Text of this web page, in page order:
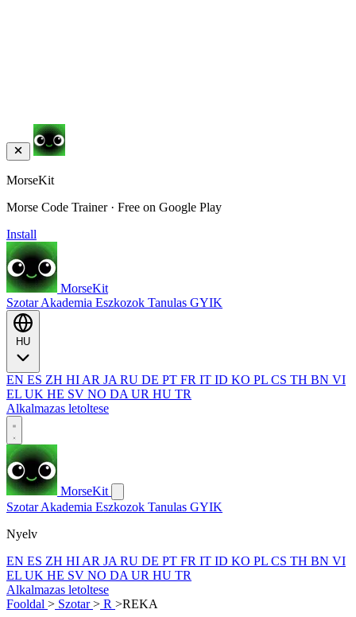
MorseKit
Morse Code Trainer · Free on Google Play
Install
MorseKit
SzotarAkademia Eszkozok Tanulas GYIK
EN ES ZH HI AR JA RU DE PT FR IT ID KO PL CS TH BN VI
EL UK HE SV NO DA UR HU TR
Alkalmazas letoltese
MorseKit
SzotarAkademia Eszkozok Tanulas GYIK
Nyelv
EN ES ZH HI AR JA RU DE PT FR IT ID KO PL CS TH BN VI
EL UK HE SV NO DA UR HU TR
Alkalmazas letoltese
Fooldal > Szotar> R >REKA